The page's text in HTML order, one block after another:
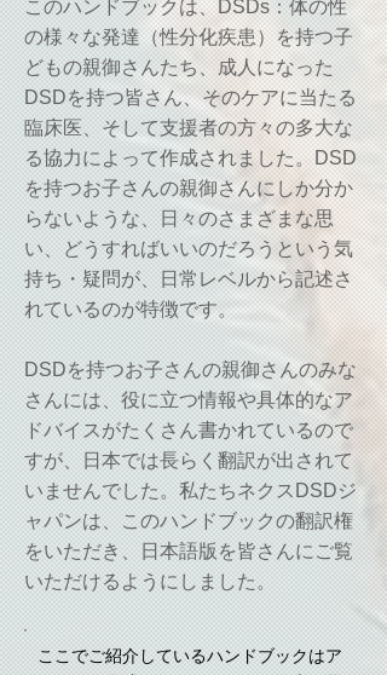
このハンドブックは、DSDs：体の性
の様々な発達（性分化疾患）を持つ子
どもの親御さんたち、成人になった
DSDを持つ皆さん、そのケアに当たる
臨床医、そして支援者の方々の多大な
る協力によって作成されました。DSD
を持つお子さんの親御さんにしか分か
らないような、日々のさまざまな思
い、どうすればいいのだろうという気
持ち・疑問が、日常レベルから記述さ
れているのが特徴です。
DSDを持つお子さんの親御さんのみな
さんには、役に立つ情報や具体的なア
ドバイスがたくさん書かれているので
すが、日本では長らく翻訳が出されて
いませんでした。私たちネクスDSDジ
ャパンは、このハンドブックの翻訳権
をいただき、日本語版を皆さんにご覧
いただけるようにしました。
ここでご紹介しているハンドブックはア